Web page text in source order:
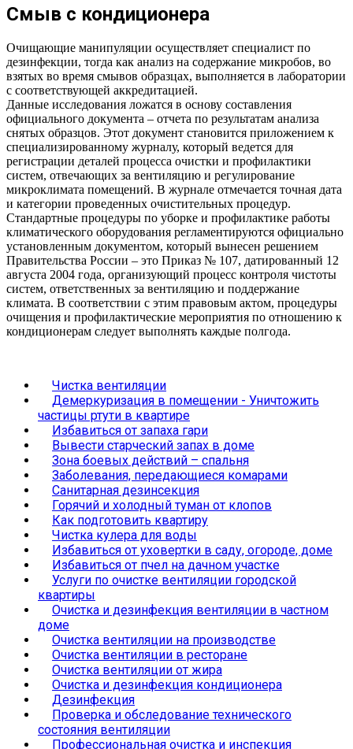
Смыв с кондиционера
Очищающие манипуляции осуществляет специалист по
дезинфекции, тогда как анализ на содержание микробов, во
взятых во время смывов образцах, выполняется в лаборатории
с соответствующей аккредитацией.
Данные исследования ложатся в основу составления
официального документа – отчета по результатам анализа
снятых образцов. Этот документ становится приложением к
специализированному журналу, который ведется для
регистрации деталей процесса очистки и профилактики
систем, отвечающих за вентиляцию и регулирование
микроклимата помещений. В журнале отмечается точная дата
и категории проведенных очистительных процедур.
Стандартные процедуры по уборке и профилактике работы
климатического оборудования регламентируются официально
установленным документом, который вынесен решением
Правительства России – это Приказ № 107, датированный 12
августа 2004 года, организующий процесс контроля чистоты
систем, ответственных за вентиляцию и поддержание
климата. В соответствии с этим правовым актом, процедуры
очищения и профилактические мероприятия по отношению к
кондиционерам следует выполнять каждые полгода.
Чистка вентиляции
Демеркуризация в помещении - Уничтожить
частицы ртути в квартире
Избавиться от запаха гари
Вывести старческий запах в доме
Зона боевых действий – спальня
Заболевания, передающиеся комарами
Санитарная дезинсекция
Горячий и холодный туман от клопов
Как подготовить квартиру
Чистка кулера для воды
Избавиться от уховертки в саду, огороде, доме
Избавиться от пчел на дачном участке
Услуги по очистке вентиляции городской
квартиры
Очистка и дезинфекция вентиляции в частном
доме
Очистка вентиляции на производстве
Очистка вентиляции в ресторане
Очистка вентиляции от жира
Очистка и дезинфекция кондиционера
Дезинфекция
Проверка и обследование технического
состояния вентиляции
Профессиональная очистка и инспекция